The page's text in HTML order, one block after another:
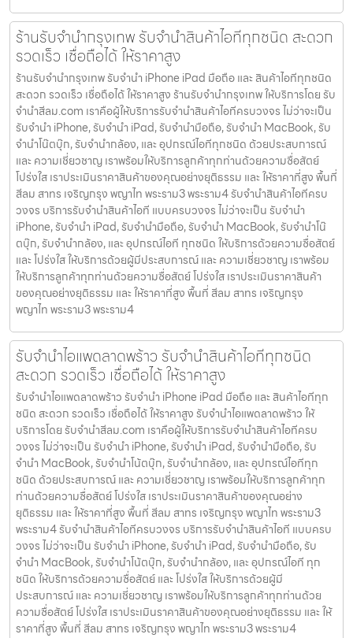
ร้านรับจำนำกรุงเทพ รับจำนำสินค้าไอทีทุกชนิด สะดวก
รวดเร็ว เชื่อถือได้ ให้ราคาสูง
ร้านรับจำนำกรุงเทพ รับจำนำ iPhone iPad มือถือ และ สินค้าไอทีทุกชนิด
สะดวก รวดเร็ว เชื่อถือได้ ให้ราคาสูง ร้านรับจำนำกรุงเทพ ให้บริการโดย รับ
จํานําสีลม.com เราคือผู้ให้บริการรับจำนำสินค้าไอทีครบวงจร ไม่ว่าจะเป็น
รับจำนำ iPhone, รับจำนำ iPad, รับจำนำมือถือ, รับจำนำ MacBook, รับ
จำนำโน๊ตบุ๊ก, รับจำนำกล้อง, และ อุปกรณ์ไอทีทุกชนิด ด้วยประสบการณ์
และ ความเชี่ยวชาญ เราพร้อมให้บริการลูกค้าทุกท่านด้วยความซื่อสัตย์
โปร่งใส เราประเมินราคาสินค้าของคุณอย่างยุติธรรม และ ให้ราคาที่สูง พื้นที่
สีลม สาทร เจริญกรุง พญาไท พระราม3 พระราม4 รับจำนำสินค้าไอทีครบ
วงจร บริการรับจำนำสินค้าไอที แบบครบวงจร ไม่ว่าจะเป็น รับจำนำ
iPhone, รับจำนำ iPad, รับจำนำมือถือ, รับจำนำ MacBook, รับจำนำโน๊
ตบุ๊ก, รับจำนำกล้อง, และ อุปกรณ์ไอที ทุกชนิด ให้บริการด้วยความซื่อสัตย์
และ โปร่งใส ให้บริการด้วยผู้มีประสบการณ์ และ ความเชี่ยวชาญ เราพร้อม
ให้บริการลูกค้าทุกท่านด้วยความซื่อสัตย์ โปร่งใส เราประเมินราคาสินค้า
ของคุณอย่างยุติธรรม และ ให้ราคาที่สูง พื้นที่ สีลม สาทร เจริญกรุง
พญาไท พระราม3 พระราม4
รับจำนำไอแพดลาดพร้าว รับจำนำสินค้าไอทีทุกชนิด
สะดวก รวดเร็ว เชื่อถือได้ ให้ราคาสูง
รับจำนำไอแพดลาดพร้าว รับจำนำ iPhone iPad มือถือ และ สินค้าไอทีทุก
ชนิด สะดวก รวดเร็ว เชื่อถือได้ ให้ราคาสูง รับจำนำไอแพดลาดพร้าว ให้
บริการโดย รับจํานําสีลม.com เราคือผู้ให้บริการรับจำนำสินค้าไอทีครบ
วงจร ไม่ว่าจะเป็น รับจำนำ iPhone, รับจำนำ iPad, รับจำนำมือถือ, รับ
จำนำ MacBook, รับจำนำโน้ตบุ๊ก, รับจำนำกล้อง, และ อุปกรณ์ไอทีทุก
ชนิด ด้วยประสบการณ์ และ ความเชี่ยวชาญ เราพร้อมให้บริการลูกค้าทุก
ท่านด้วยความซื่อสัตย์ โปร่งใส เราประเมินราคาสินค้าของคุณอย่าง
ยุติธรรม และ ให้ราคาที่สูง พื้นที่ สีลม สาทร เจริญกรุง พญาไท พระราม3
พระราม4 รับจำนำสินค้าไอทีครบวงจร บริการรับจำนำสินค้าไอที แบบครบ
วงจร ไม่ว่าจะเป็น รับจำนำ iPhone, รับจำนำ iPad, รับจำนำมือถือ, รับ
จำนำ MacBook, รับจำนำโน้ตบุ๊ก, รับจำนำกล้อง, และ อุปกรณ์ไอที ทุก
ชนิด ให้บริการด้วยความซื่อสัตย์ และ โปร่งใส ให้บริการด้วยผู้มี
ประสบการณ์ และ ความเชี่ยวชาญ เราพร้อมให้บริการลูกค้าทุกท่านด้วย
ความซื่อสัตย์ โปร่งใส เราประเมินราคาสินค้าของคุณอย่างยุติธรรม และ ให้
ราคาที่สูง พื้นที่ สีลม สาทร เจริญกรุง พญาไท พระราม3 พระราม4